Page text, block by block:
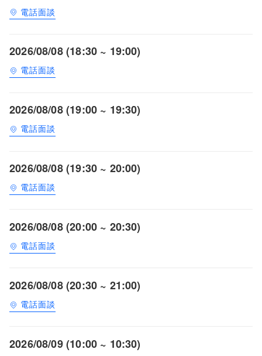
電話面談
2026/08/08 (18:30 ~ 19:00)
電話面談
2026/08/08 (19:00 ~ 19:30)
電話面談
2026/08/08 (19:30 ~ 20:00)
電話面談
2026/08/08 (20:00 ~ 20:30)
電話面談
2026/08/08 (20:30 ~ 21:00)
電話面談
2026/08/09 (10:00 ~ 10:30)